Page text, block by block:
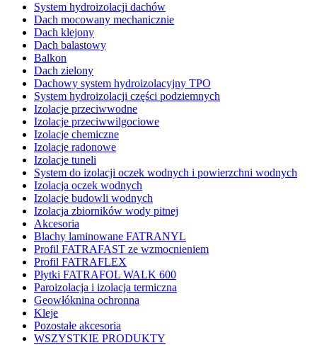
System hydroizolacji dachów
Dach mocowany mechanicznie
Dach klejony
Dach balastowy
Balkon
Dach zielony
Dachowy system hydroizolacyjny TPO
System hydroizolacji części podziemnych
Izolacje przeciwwodne
Izolacje przeciwwilgociowe
Izolacje chemiczne
Izolacje radonowe
Izolacje tuneli
System do izolacji oczek wodnych i powierzchni wodnych
Izolacja oczek wodnych
Izolacje budowli wodnych
Izolacja zbiorników wody pitnej
Akcesoria
Blachy laminowane FATRANYL
Profil FATRAFAST ze wzmocnieniem
Profil FATRAFLEX
Płytki FATRAFOL WALK 600
Paroizolacja i izolacja termiczna
Geowłóknina ochronna
Kleje
Pozostałe akcesoria
WSZYSTKIE PRODUKTY